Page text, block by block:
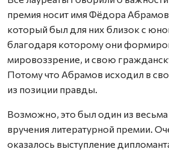
премия носит имя Фёдора
который был для них близок с
благодаря которому они
мировоззрение, и свою
Потому что Абрамов исходил в
из позиции правды.
Возможно, это был один из
вручения литературной премии.
оказалось выступление